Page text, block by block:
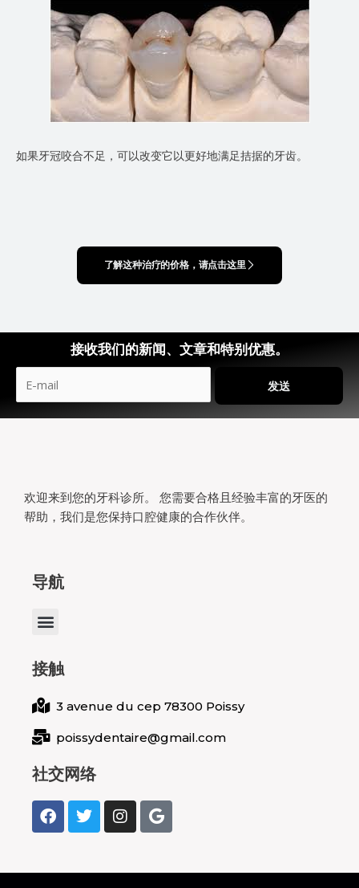
如果牙冠咬合不足，可以改变它以更好地满足拮据的牙齿。
了解这种治疗的价格，请点击这里
接收我们的新闻、文章和特别优惠。
发送
欢迎来到您的牙科诊所。 您需要合格且经验丰富的牙医的
帮助，我们是您保持口腔健康的合作伙伴。
导航
Menu
接触
3 avenue du cep 78300 Poissy
poissydentaire@gmail.com
社交网络
F
a
c
b
T
w
i
t
I
n
s
a
G
o
o
l